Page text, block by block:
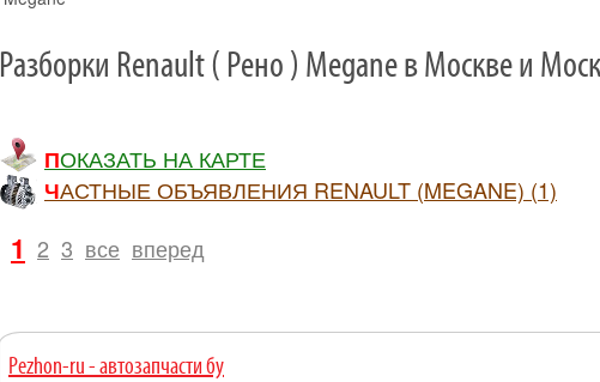
Разборки Renault ( Рено ) Megane в Москве и
ПОКАЗАТЬ НА КАРТЕ
ЧАСТНЫЕ ОБЪЯВЛЕНИЯ RENAULT (MEGANE) (1)
1 2 3 все вперед
Pezhon-ru - автозапчасти бу